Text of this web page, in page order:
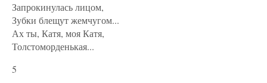
Запрокинулась лицом,
Зубки блещут жемчугом...
Ах ты, Катя, моя Катя,
Толстоморденькая...
5